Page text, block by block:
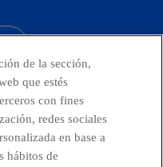
de la sección,
que estés
con fines
redes sociales
en base a
hábitos de